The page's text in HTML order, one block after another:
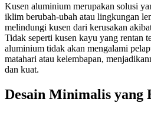
Kusen aluminium merupakan solusi
iklim berubah-ubah atau lingkungan
melindungi kusen dari kerusakan
Tidak seperti kusen kayu yang rentan
aluminium tidak akan mengalami
matahari atau kelembapan,
dan kuat.
Desain Minimalis yang